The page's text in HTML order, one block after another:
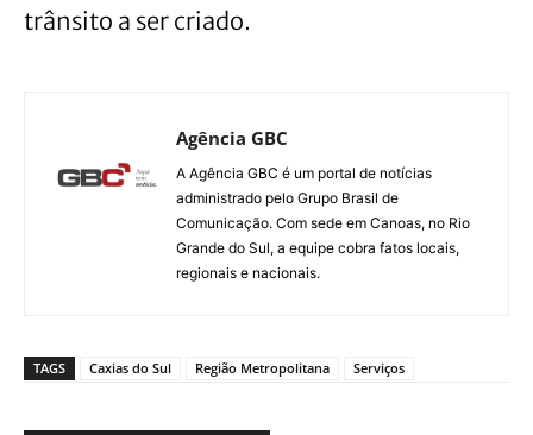
trânsito a ser criado.
Agência GBC
A Agência GBC é um portal de notícias
administrado pelo Grupo Brasil de
Comunicação. Com sede em Canoas, no Rio
Grande do Sul, a equipe cobra fatos locais,
regionais e nacionais.
TAGS Caxias do Sul Região Metropolitana Serviços